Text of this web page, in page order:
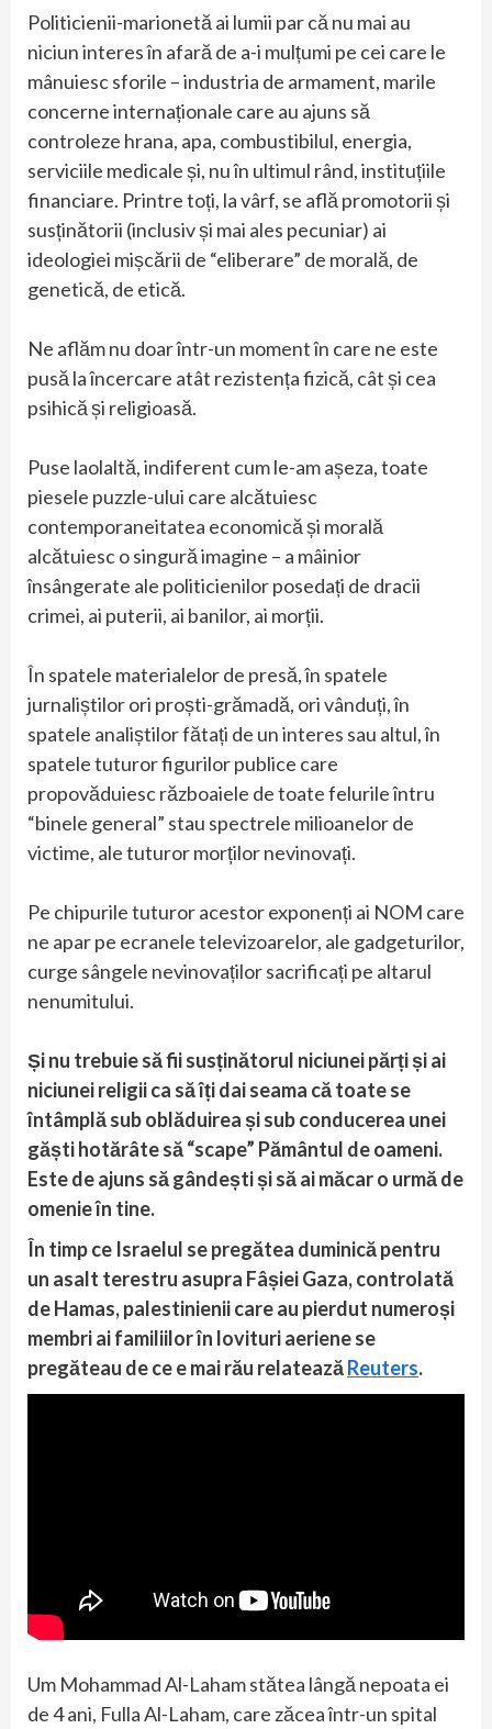
Politicienii-marionetă ai lumii par că nu mai au
niciun interes în afară de a-i mulțumi pe cei care le
mânuiesc sforile – industria de armament, marile
concerne internaționale care au ajuns să
controleze hrana, apa, combustibilul, energia,
serviciile medicale și, nu în ultimul rând, instituțiile
financiare. Printre toți, la vârf, se află promotorii și
susținătorii (inclusiv și mai ales pecuniar) ai
ideologiei mișcării de “eliberare” de morală, de
genetică, de etică.
Ne aflăm nu doar într-un moment în care ne este
pusă la încercare atât rezistența fizică, cât și cea
psihică și religioasă.
Puse laolaltă, indiferent cum le-am așeza, toate
piesele puzzle-ului care alcătuiesc
contemporaneitatea economică și morală
alcătuiesc o singură imagine – a mâinior
însângerate ale politicienilor posedați de dracii
crimei, ai puterii, ai banilor, ai morții.
În spatele materialelor de presă, în spatele
jurnaliștilor ori proști-grămadă, ori vânduți, în
spatele analiștilor fătați de un interes sau altul, în
spatele tuturor figurilor publice care
propovăduiesc războaiele de toate felurile întru
“binele general” stau spectrele milioanelor de
victime, ale tuturor morților nevinovați.
Pe chipurile tuturor acestor exponenți ai NOM care
ne apar pe ecranele televizoarelor, ale gadgeturilor,
curge sângele nevinovaților sacrificați pe altarul
nenumitului.
Și nu trebuie să fii susținătorul niciunei părți și ai
niciunei religii ca să îți dai seama că toate se
întâmplă sub oblăduirea și sub conducerea unei
găști hotărâte să “scape” Pământul de oameni.
Este de ajuns să gândești și să ai măcar o urmă de
omenie în tine.
În timp ce Israelul se pregătea duminică pentru
un asalt terestru asupra Fâșiei Gaza, controlată
de Hamas, palestinienii care au pierdut numeroși
membri ai familiilor în lovituri aeriene se
pregăteau de ce e mai rău relateazăReuters.
Um Mohammad Al-Laham stătea lângă nepoata ei
de 4 ani, Fulla Al-Laham, care zăcea într-un spital